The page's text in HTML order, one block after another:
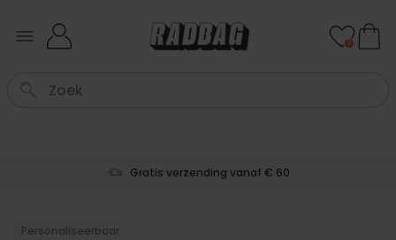
0
Gratis verzending vanaf € 60
Personaliseerbaar